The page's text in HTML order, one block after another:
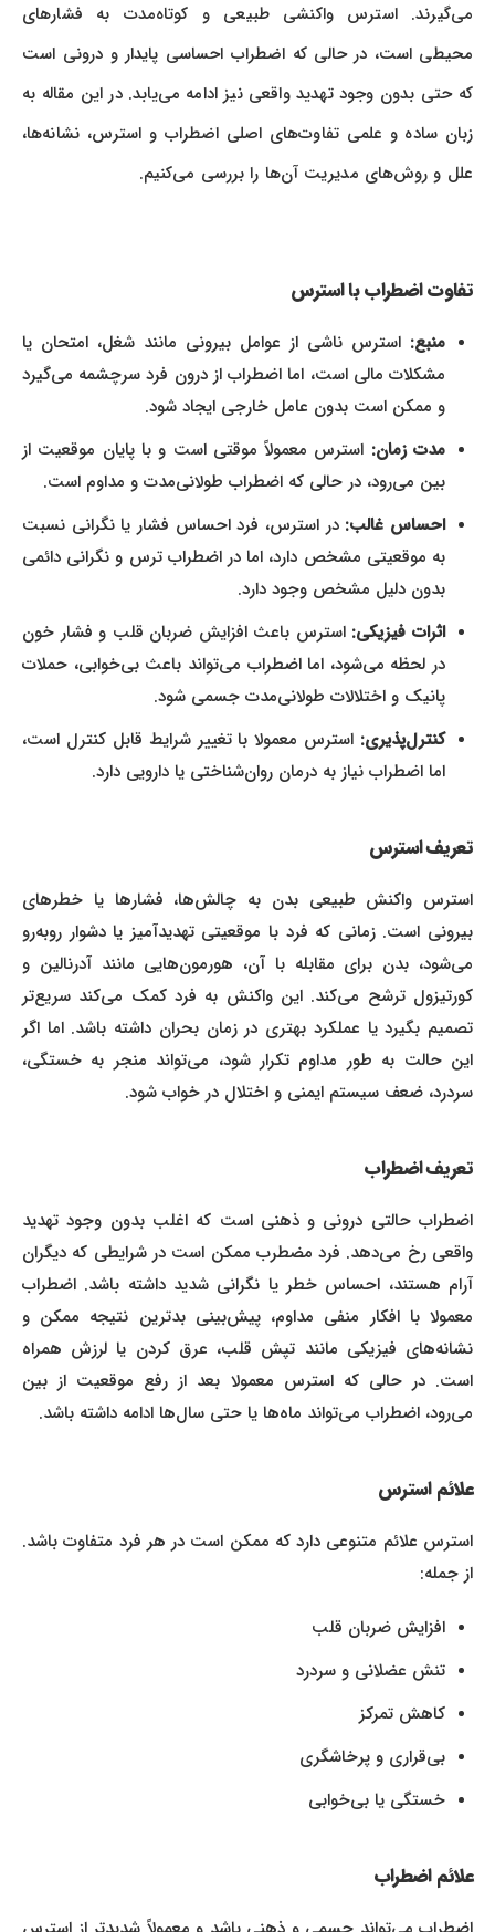
می‌گیرند. استرس واکنشی طبیعی و کوتاه‌مدت به فشارهای
محیطی است، در حالی که اضطراب احساسی پایدار و درونی است
که حتی بدون وجود تهدید واقعی نیز ادامه می‌یابد. در این مقاله به
زبان ساده و علمی تفاوت‌های اصلی اضطراب و استرس، نشانه‌ها،
علل و روش‌های مدیریت آن‌ها را بررسی می‌کنیم.
تفاوت اضطراب با استرس
منبع:استرس ناشی از عوامل بیرونی مانند شغل، امتحان یا
مشکلات مالی است، اما اضطراب از درون فرد سرچشمه می‌گیرد
و ممکن است بدون عامل خارجی ایجاد شود.
مدت زمان:استرس معمولاً موقتی است و با پایان موقعیت از
بین می‌رود، در حالی که اضطراب طولانی‌مدت و مداوم است.
احساس غالب:در استرس، فرد احساس فشار یا نگرانی نسبت
به موقعیتی مشخص دارد، اما در اضطراب ترس و نگرانی دائمی
بدون دلیل مشخص وجود دارد.
اثرات فیزیکی:استرس باعث افزایش ضربان قلب و فشار خون
در لحظه می‌شود، اما اضطراب می‌تواند باعث بی‌خوابی، حملات
پانیک و اختلالات طولانی‌مدت جسمی شود.
کنترل‌پذیری:استرس معمولا با تغییر شرایط قابل کنترل است،
اما اضطراب نیاز به درمان روان‌شناختی یا دارویی دارد.
تعریف استرس
استرس واکنش طبیعی بدن به چالش‌ها، فشارها یا خطرهای
بیرونی است. زمانی که فرد با موقعیتی تهدیدآمیز یا دشوار روبه‌رو
می‌شود، بدن برای مقابله با آن، هورمون‌هایی مانند آدرنالین و
کورتیزول ترشح می‌کند. این واکنش به فرد کمک می‌کند سریع‌تر
تصمیم بگیرد یا عملکرد بهتری در زمان بحران داشته باشد. اما اگر
این حالت به طور مداوم تکرار شود، می‌تواند منجر به خستگی،
سردرد، ضعف سیستم ایمنی و اختلال در خواب شود.
تعریف اضطراب
اضطراب حالتی درونی و ذهنی است که اغلب بدون وجود تهدید
واقعی رخ می‌دهد. فرد مضطرب ممکن است در شرایطی که دیگران
آرام هستند، احساس خطر یا نگرانی شدید داشته باشد. اضطراب
معمولا با افکار منفی مداوم، پیش‌بینی بدترین نتیجه ممکن و
نشانه‌های فیزیکی مانند تپش قلب، عرق کردن یا لرزش همراه
است. در حالی که استرس معمولا بعد از رفع موقعیت از بین
می‌رود، اضطراب می‌تواند ماه‌ها یا حتی سال‌ها ادامه داشته باشد.
علائم استرس
استرس علائم متنوعی دارد که ممکن است در هر فرد متفاوت باشد.
از جمله:
افزایش ضربان قلب
تنش عضلانی و سردرد
کاهش تمرکز
بی‌قراری و پرخاشگری
خستگی یا بی‌خوابی
علائم اضطراب